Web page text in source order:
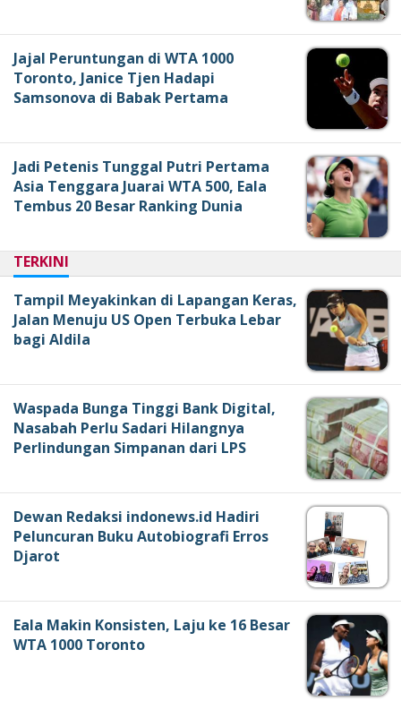
Jajal Peruntungan di WTA 1000
Toronto, Janice Tjen Hadapi
Samsonova di Babak Pertama
Jadi Petenis Tunggal Putri Pertama
Asia Tenggara Juarai WTA 500, Eala
Tembus 20 Besar Ranking Dunia
TERKINI
Tampil Meyakinkan di Lapangan Keras,
Jalan Menuju US Open Terbuka Lebar
bagi Aldila
Waspada Bunga Tinggi Bank Digital,
Nasabah Perlu Sadari Hilangnya
Perlindungan Simpanan dari LPS
Dewan Redaksi indonews.id Hadiri
Peluncuran Buku Autobiografi Erros
Djarot
Eala Makin Konsisten, Laju ke 16 Besar
WTA 1000 Toronto